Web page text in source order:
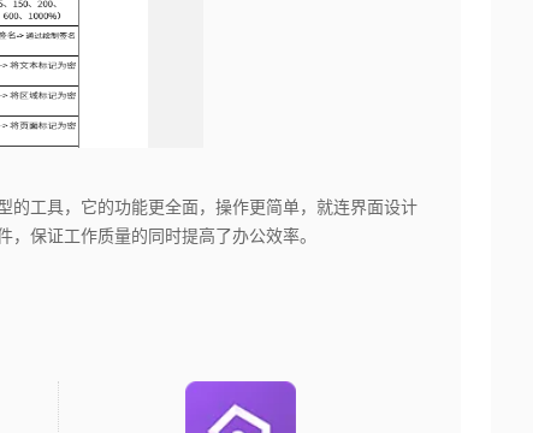
工具，它的功能更全面，操作更简单，就连界面设计
，保证工作质量的同时提高了办公效率。